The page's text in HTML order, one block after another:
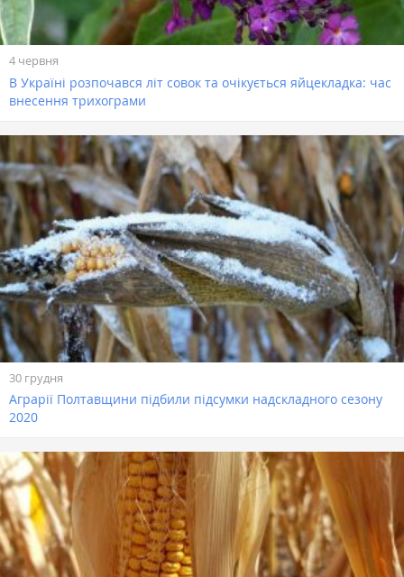
4 червня
В Україні розпочався літ совок та очікується яйцекладка: час
внесення трихограми
30 грудня
Аграрії Полтавщини підбили підсумки надскладного сезону
2020